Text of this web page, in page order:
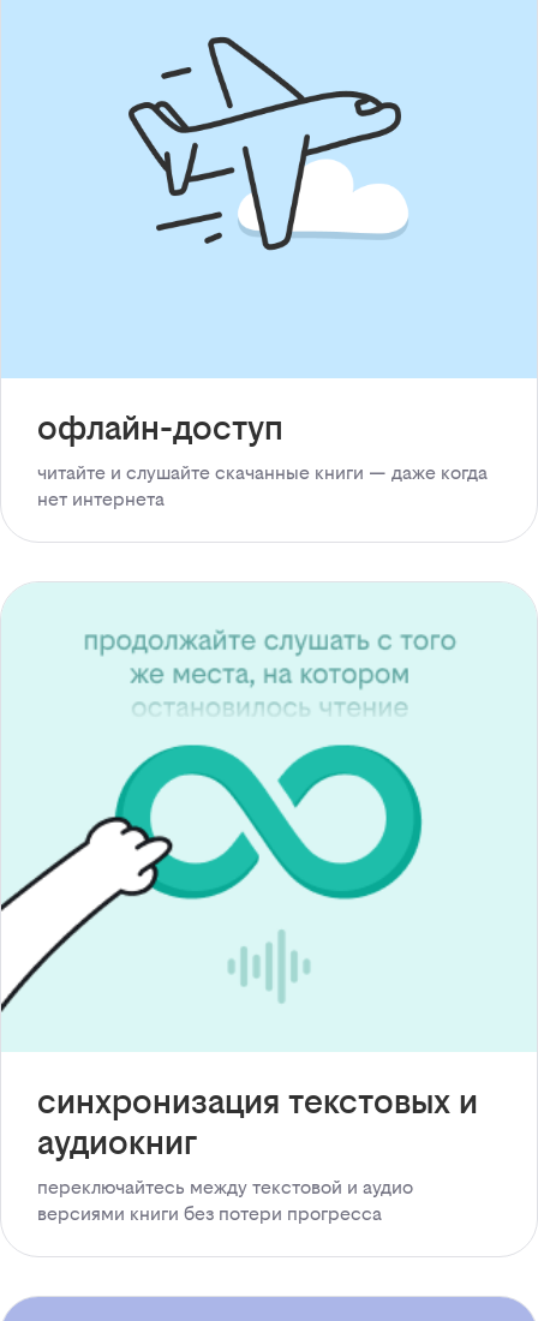
офлайн-доступ
читайте и слушайте скачанные книги — даже когда
нет интернета
синхронизация текстовых и
аудиокниг
переключайтесь между текстовой и аудио
версиями книги без потери прогресса